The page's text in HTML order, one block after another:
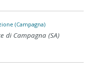
(Campagna)
di Campagna (SA)